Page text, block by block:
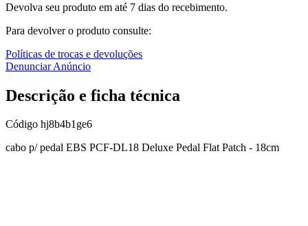
Devolva seu produto em até 7 dias do recebimento.
Para devolver o produto consulte:
Políticas de trocas e devoluções
Denunciar Anúncio
Descrição e ficha técnica
Código hj8b4b1ge6
cabo p/ pedal EBS PCF-DL18 Deluxe Pedal Flat Patch - 18cm